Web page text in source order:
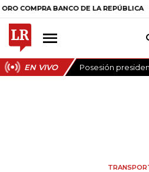
BANCO DE LA REPÚBLICA $
EN VIVO Posesión